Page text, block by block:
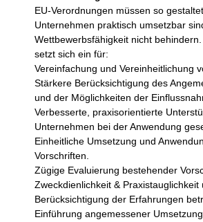
EU-Verordnungen müssen so
Unternehmen praktisch umsetzbar
Wettbewerbsfähigkeit nicht
setzt sich ein für:
Vereinfachung und Vereinheitlichung
Stärkere Berücksichtigung des
und der Möglichkeiten der
Verbesserte, praxisorientierte
Unternehmen bei der Anwendung
Einheitliche Umsetzung und
Vorschriften.
Zügige Evaluierung bestehender
Zweckdienlichkeit & Praxistauglichkeit
Berücksichtigung der Erfahrungen
Einführung angemessener